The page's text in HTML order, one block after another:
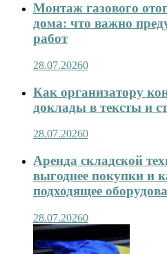
Монтаж газового
дома: что важно
работ
28.07.20260
Как организатору
доклады в тексты и
28.07.20260
Аренда складской
выгоднее покупки и
подходящее
28.07.20260